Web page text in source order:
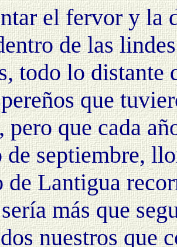
el fervor y la
de las
todo lo distante
que
pero que cada
septiembre,
de Lantigua
más que
nuestros que